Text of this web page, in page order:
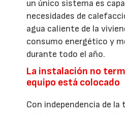
un único sistema es
necesidades de
agua caliente de la
consumo energético y
durante todo el año.
La instalación no
equipo está colocado
Con independencia de la